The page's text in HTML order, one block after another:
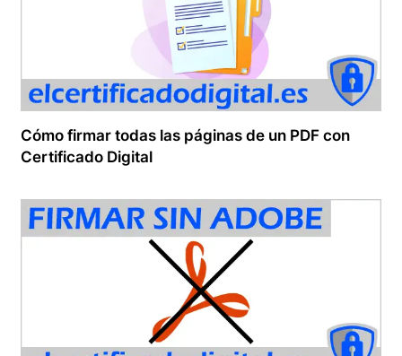
Cómo firmar todas las páginas de un PDF con
Certificado Digital